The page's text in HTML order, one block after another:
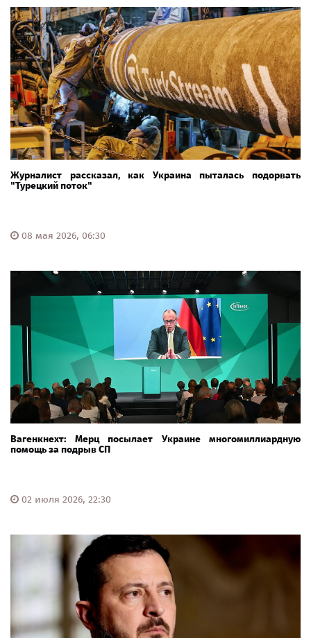
Журналист рассказал, как Украина пыталась подорвать
"Турецкий поток"
08 мая 2026, 06:30
Вагенкнехт: Мерц посылает Украине многомиллиардную
помощь за подрыв СП
02 июля 2026, 22:30